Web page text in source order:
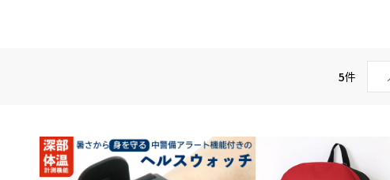
5件